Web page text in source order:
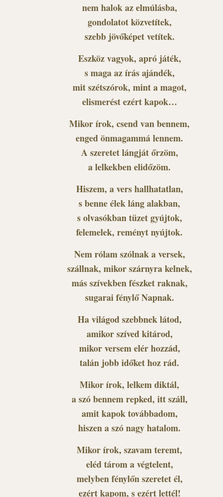
nem halok az elmúlásba,
gondolatot közvetítek,
szebb jövőképet vetítek.
Eszköz vagyok, apró játék,
s maga az írás ajándék,
mit szétszórok, mint a magot,
elismerést ezért kapok…
Mikor írok, csend van bennem,
enged önmagammá lennem.
A szeretet lángját őrzöm,
a lelkekben elidőzöm.
Hiszem, a vers hallhatatlan,
s benne élek láng alakban,
s olvasókban tüzet gyújtok,
felemelek, reményt nyújtok.
Nem rólam szólnak a versek,
szállnak, mikor szárnyra kelnek,
más szívekben fészket raknak,
sugarai fénylő Napnak.
Ha világod szebbnek látod,
amikor szíved kitárod,
mikor versem elér hozzád,
talán jobb időket hoz rád.
Mikor írok, lelkem diktál,
a szó bennem repked, itt száll,
amit kapok továbbadom,
hiszen a szó nagy hatalom.
Mikor írok, szavam teremt,
eléd tárom a végtelent,
melyben fénylőn szeretet él,
ezért kapom, s ezért lettél!